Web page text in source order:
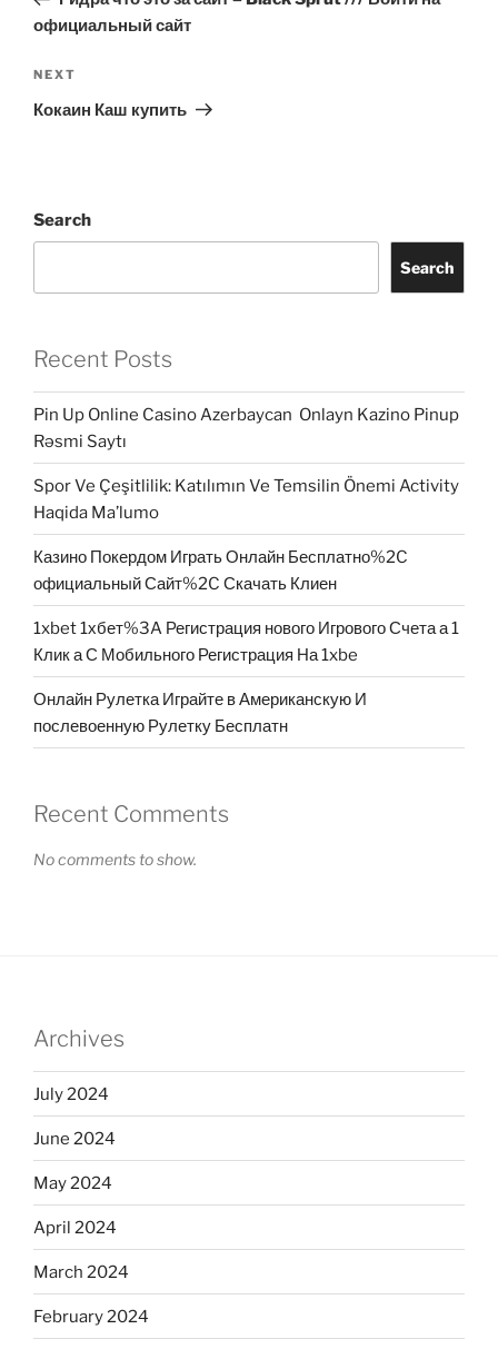
официальный сайт
Next
Post
NEXT
Кокаин Каш купить
Search
Search
Recent Posts
Pin Up Online Casino Azerbaycan ️ Onlayn Kazino Pinup
Rəsmi Saytı
Spor Ve Çeşitlilik: Katılımın Ve Temsilin Önemi Activity
Haqida Ma’lumo
Казино Покердом Играть Онлайн Бесплатно%2C
официальный Сайт%2C Скачать Клиен
1xbet 1хбет%3A Регистрация нового Игрового Счета а 1
Клик а С Мобильного Регистрация На 1xbe
Онлайн Рулетка Играйте в Американскую И
послевоенную Рулетку Бесплатн
Recent Comments
No comments to show.
Archives
July 2024
June 2024
May 2024
April 2024
March 2024
February 2024